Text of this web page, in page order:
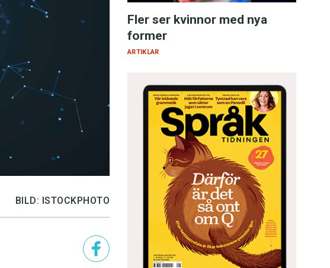
BILD: ISTOCKPHOTO
Fler ser kvinnor med nya
former
ARTIKLAR